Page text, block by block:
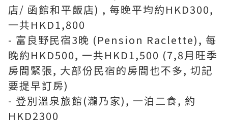
店/ 函館和平飯店) , 每晚平均約HKD300,
一共HKD1,800
- 富良野民宿3晚 (Pension Raclette), 每
晚約HKD500, 一共HKD1,500 (7,8月旺季
房間緊張, 大部份民宿的房間也不多, 切記
要提早訂房)
- 登別溫泉旅館(瀧乃家), 一泊二食, 約
HKD2300